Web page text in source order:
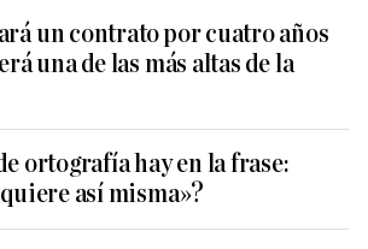
un contrato por cuatro años
una de las más altas de la
ortografía hay en la frase:
así misma»?